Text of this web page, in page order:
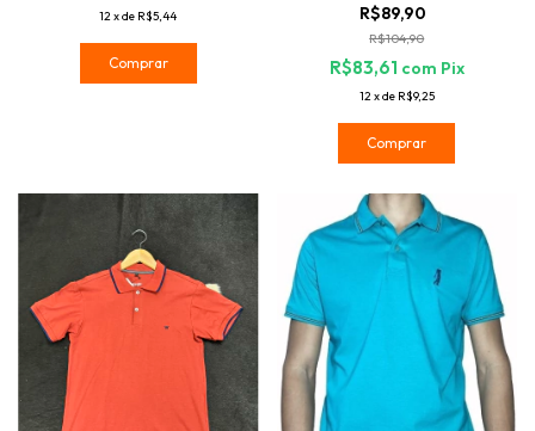
12xde R$5,44
Comprar
R$89,90
R$104,90
R$83,61 com Pix
12xde R$9,25
Comprar